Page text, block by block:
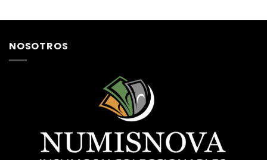
de
NOSOTROS